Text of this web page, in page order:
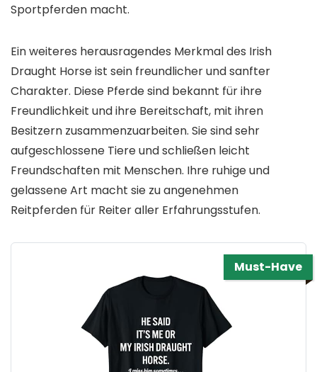
Sportpferden macht.
Ein weiteres herausragendes Merkmal des Irish
Draught Horse ist sein freundlicher und sanfter
Charakter. Diese Pferde sind bekannt für ihre
Freundlichkeit und ihre Bereitschaft, mit ihren
Besitzern zusammenzuarbeiten. Sie sind sehr
aufgeschlossene Tiere und schließen leicht
Freundschaften mit Menschen. Ihre ruhige und
gelassene Art macht sie zu angenehmen
Reitpferden für Reiter aller Erfahrungsstufen.
Must-Have